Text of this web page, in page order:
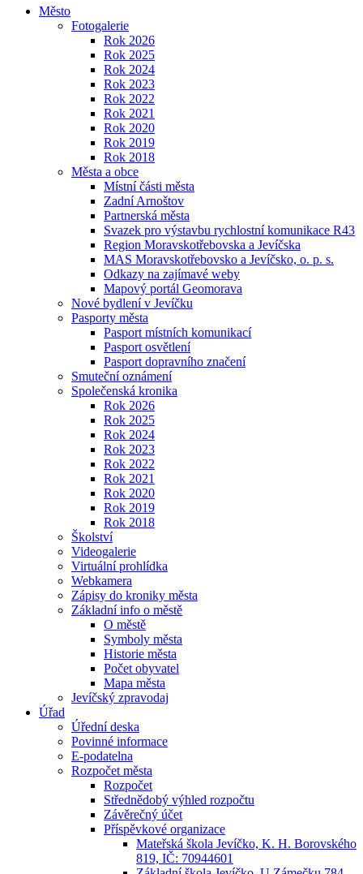
Město
Fotogalerie
Rok 2026
Rok 2025
Rok 2024
Rok 2023
Rok 2022
Rok 2021
Rok 2020
Rok 2019
Rok 2018
Města a obce
Místní části města
Zadní Arnoštov
Partnerská města
Svazek pro výstavbu rychlostní komunikace R43
Region Moravskotřebovska a Jevíčska
MAS Moravskotřebovsko a Jevíčsko, o. p. s.
Odkazy na zajímavé weby
Mapový portál Geomorava
Nové bydlení v Jevíčku
Pasporty města
Pasport místních komunikací
Pasport osvětlení
Pasport dopravního značení
Smuteční oznámení
Společenská kronika
Rok 2026
Rok 2025
Rok 2024
Rok 2023
Rok 2022
Rok 2021
Rok 2020
Rok 2019
Rok 2018
Školství
Videogalerie
Virtuální prohlídka
Webkamera
Zápisy do kroniky města
Základní info o městě
O městě
Symboly města
Historie města
Počet obyvatel
Mapa města
Jevíčský zpravodaj
Úřad
Úřední deska
Povinné informace
E-podatelna
Rozpočet města
Rozpočet
Střednědobý výhled rozpočtu
Závěrečný účet
Příspěvkové organizace
Mateřská škola Jevíčko, K. H. Borovského
819, IČ: 70944601